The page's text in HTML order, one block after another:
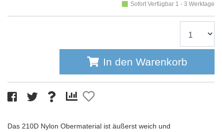
Sofort Verfügbar 1 - 3 Werktage
In den Warenkorb
Das 210D Nylon Obermaterial ist äußerst weich und